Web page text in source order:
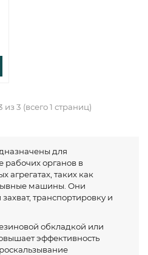
из 3 (всего 1 страниц)
для
рабочих органов в
таких как
машины. Они
транспортировку и
обкладкой или
эффективность